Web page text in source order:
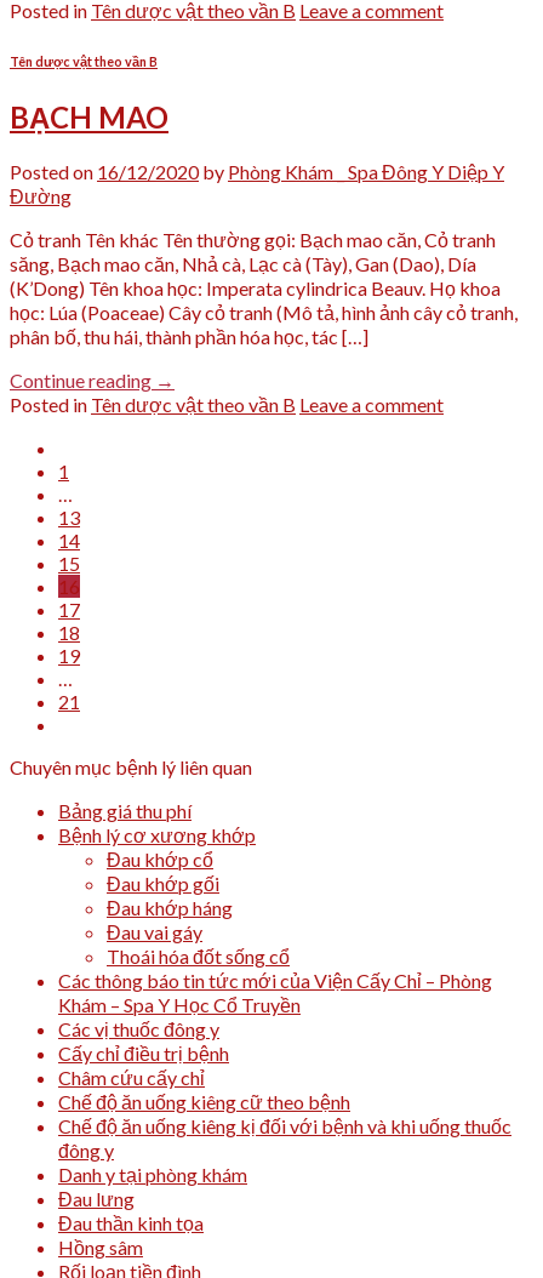
Posted in Tên dược vật theo vần B Leave a comment
Tên dược vật theo vần B
BẠCH MAO
Posted on 16/12/2020by Phòng Khám _ Spa Đông Y Diệp Y
Đường
Cỏ tranh Tên khác Tên thường gọi: Bạch mao căn, Cỏ tranh
săng, Bạch mao căn, Nhả cà, Lạc cà (Tày), Gan (Dao), Día
(K’Dong) Tên khoa học: Imperata cylindrica Beauv. Họ khoa
học: Lúa (Poaceae) Cây cỏ tranh (Mô tả, hình ảnh cây cỏ tranh,
phân bố, thu hái, thành phần hóa học, tác […]
Continue reading →
Posted in Tên dược vật theo vần B Leave a comment
1
…
13
14
15
16
17
18
19
…
21
Chuyên mục bệnh lý liên quan
Bảng giá thu phí
Bệnh lý cơ xương khớp
Đau khớp cổ
Đau khớp gối
Đau khớp háng
Đau vai gáy
Thoái hóa đốt sống cổ
Các thông báo tin tức mới của Viện Cấy Chỉ – Phòng
Khám – Spa Y Học Cổ Truyền
Các vị thuốc đông y
Cấy chỉ điều trị bệnh
Châm cứu cấy chỉ
Chế độ ăn uống kiêng cữ theo bệnh
Chế độ ăn uống kiêng kị đối với bệnh và khi uống thuốc
đông y
Danh y tại phòng khám
Đau lưng
Đau thần kinh tọa
Hồng sâm
Rối loạn tiền đình